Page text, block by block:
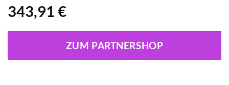
343,91 €
ZUM PARTNERSHOP